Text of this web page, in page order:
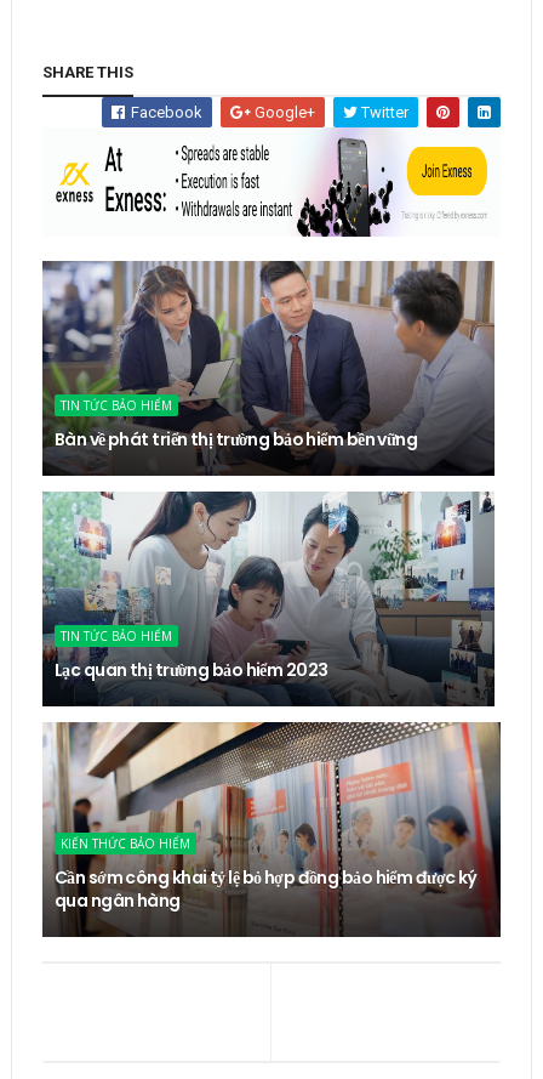
SHARE THIS
Facebook Google+ Twitter
TIN TỨC BẢO HIỂM
Bàn về phát triển thị trường bảo hiểm bền vững
TIN TỨC BẢO HIỂM
Lạc quan thị trường bảo hiểm 2023
KIẾN THỨC BẢO HIỂM
Cần sớm công khai tỷ lệ bỏ hợp đồng bảo hiểm được ký
qua ngân hàng